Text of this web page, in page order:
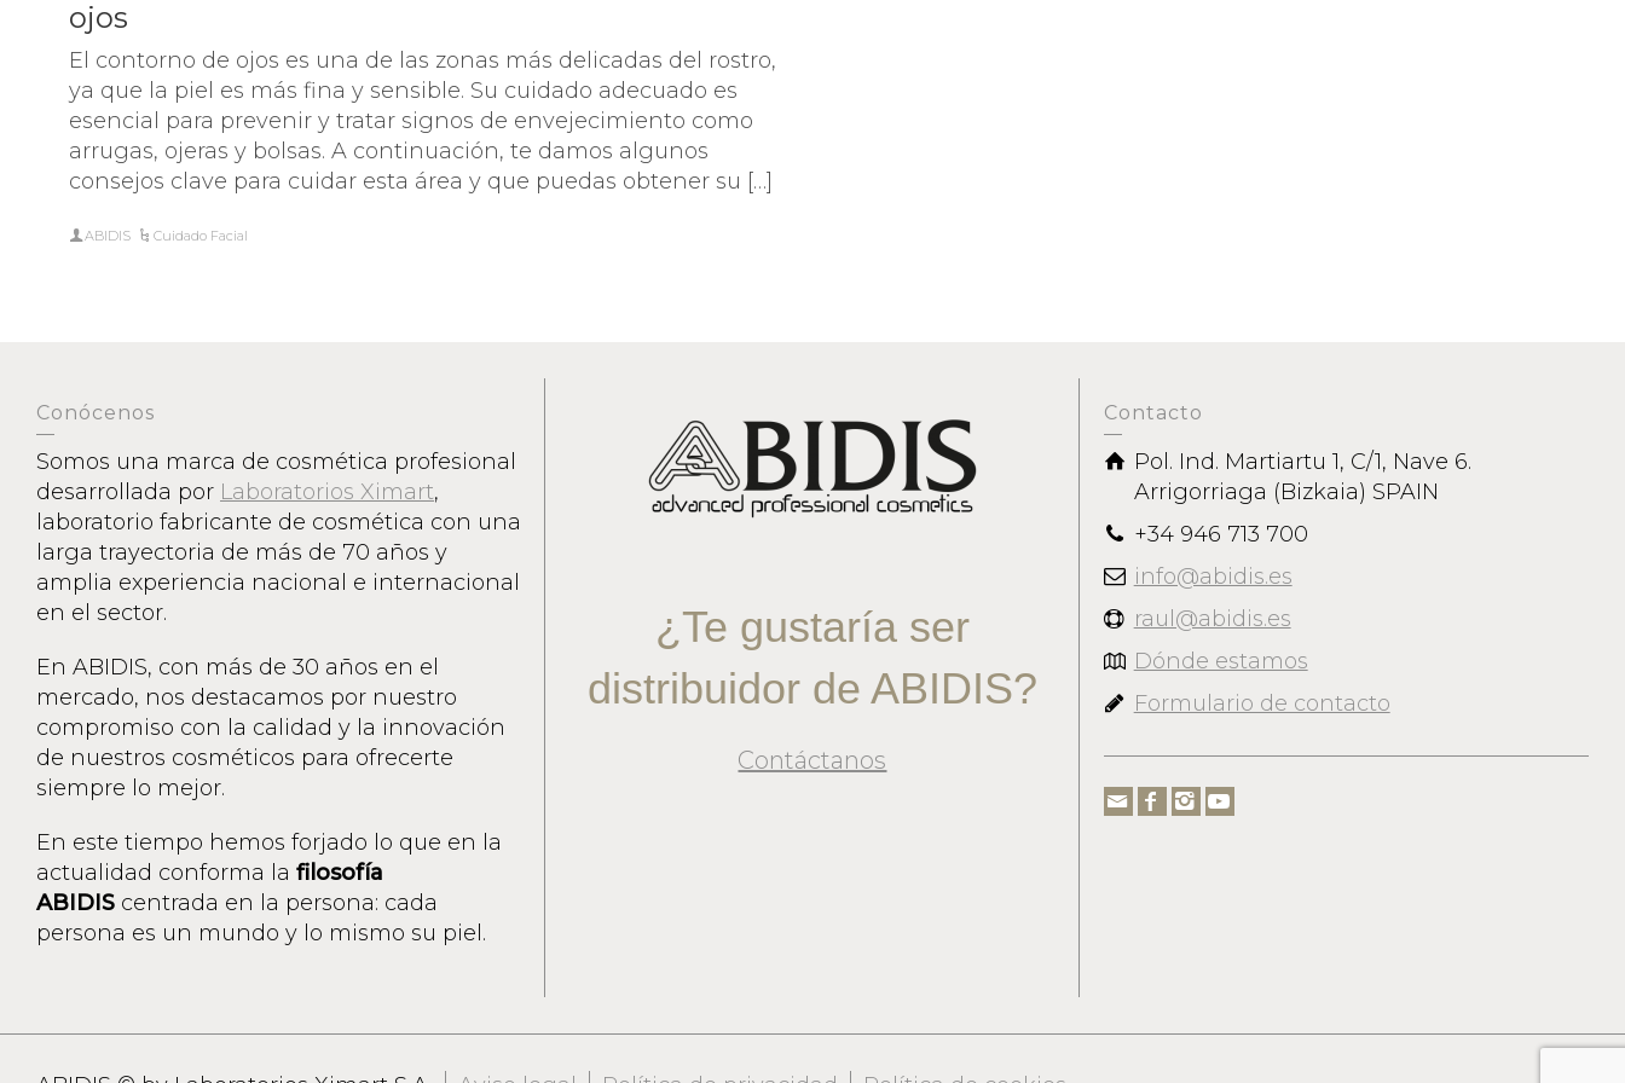
PROTECCIÓN SOLAR
ojos
El contorno de ojos es una de las zonas más delicadas del rostro,
ya que la piel es más fina y sensible. Su cuidado adecuado es
esencial para prevenir y tratar signos de envejecimiento como
arrugas, ojeras y bolsas. A continuación, te damos algunos
consejos clave para cuidar esta área y que puedas obtener su […]
ABIDIS Cuidado Facial
Conócenos
Somos una marca de cosmética profesional
desarrollada por Laboratorios Ximart,
laboratorio fabricante de cosmética con una
larga trayectoria de más de 70 años y
amplia experiencia nacional e internacional
en el sector.
En ABIDIS, con más de 30 años en el
mercado, nos destacamos por nuestro
compromiso con la calidad y la innovación
de nuestros cosméticos para ofrecerte
siempre lo mejor.
En este tiempo hemos forjado lo que en la
actualidad conforma la filosofía
ABIDIS centrada en la persona: cada
persona es un mundo y lo mismo su piel.
¿Te gustaría ser
distribuidor de ABIDIS?
Contáctanos
Contacto
Pol. Ind. Martiartu 1, C/1, Nave 6.
Arrigorriaga (Bizkaia) SPAIN
+34 946 713 700
info@abidis.es
raul@abidis.es
Dónde estamos
Formulario de contacto